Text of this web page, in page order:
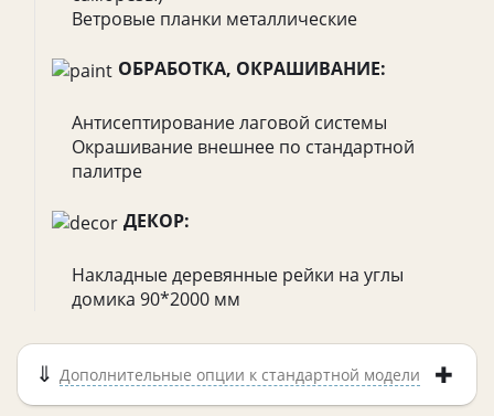
Ветровые планки металлические
ОБРАБОТКА, ОКРАШИВАНИЕ:
Антисептирование лаговой системы
Окрашивание внешнее по стандартной
палитре
ДЕКОР:
Накладные деревянные рейки на углы
домика 90*2000 мм
Дополнительные опции к стандартной модели